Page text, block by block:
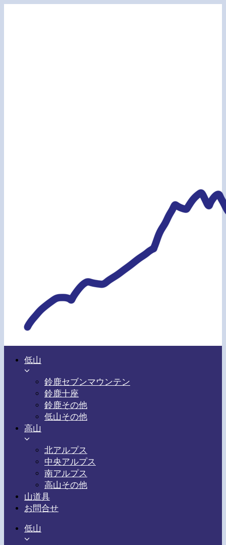
低山
鈴鹿セブンマウンテン
鈴鹿十座
鈴鹿その他
低山その他
高山
北アルプス
中央アルプス
南アルプス
高山その他
山道具
お問合せ
低山